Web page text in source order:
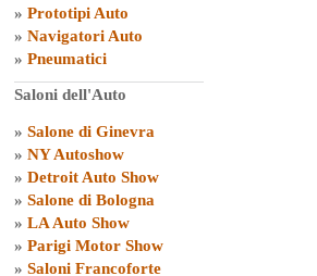
» Prototipi Auto
» Navigatori Auto
» Pneumatici
Saloni dell'Auto
» Salone di Ginevra
» NY Autoshow
» Detroit Auto Show
» Salone di Bologna
» LA Auto Show
» Parigi Motor Show
» Saloni Francoforte